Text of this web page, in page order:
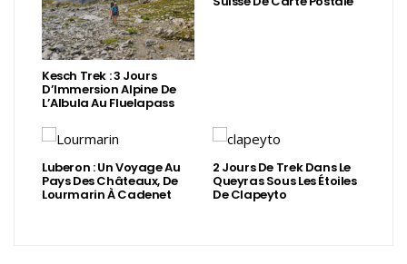
Kesch Trek : 3 Jours
D’Immersion Alpine De
L’Albula Au Fluelapass
Luberon : Un Voyage Au
Pays Des Châteaux, De
Lourmarin À Cadenet
2 Jours De Trek Dans Le
Queyras Sous Les Étoiles
De Clapeyto